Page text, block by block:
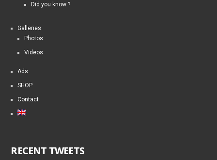
Did you know ?
Galleries
Photos
Videos
Ads
SHOP
Contact
RECENT TWEETS